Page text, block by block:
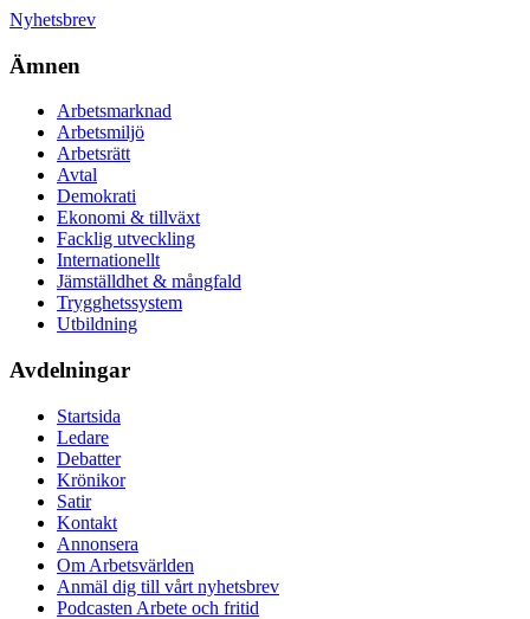
Nyhetsbrev
Ämnen
Arbetsmarknad
Arbetsmiljö
Arbetsrätt
Avtal
Demokrati
Ekonomi & tillväxt
Facklig utveckling
Internationellt
Jämställdhet & mångfald
Trygghetssystem
Utbildning
Avdelningar
Startsida
Ledare
Debatter
Krönikor
Satir
Kontakt
Annonsera
Om Arbetsvärlden
Anmäl dig till vårt nyhetsbrev
Podcasten Arbete och fritid